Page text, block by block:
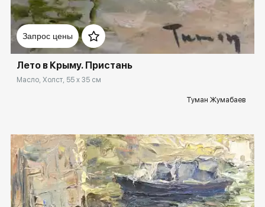
Запрос цены
Домен: rakovgallery.ru
Лето в Крыму. Пристань
Масло, Холст, 55 x 35 см
Туман Жумабаев